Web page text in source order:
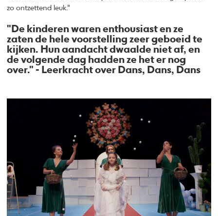
zo ontzettend leuk.”
"De kinderen waren enthousiast en ze
zaten de hele voorstelling zeer geboeid te
kijken. Hun aandacht dwaalde niet af, en
de volgende dag hadden ze het er nog
over." - Leerkracht over Dans, Dans, Dans